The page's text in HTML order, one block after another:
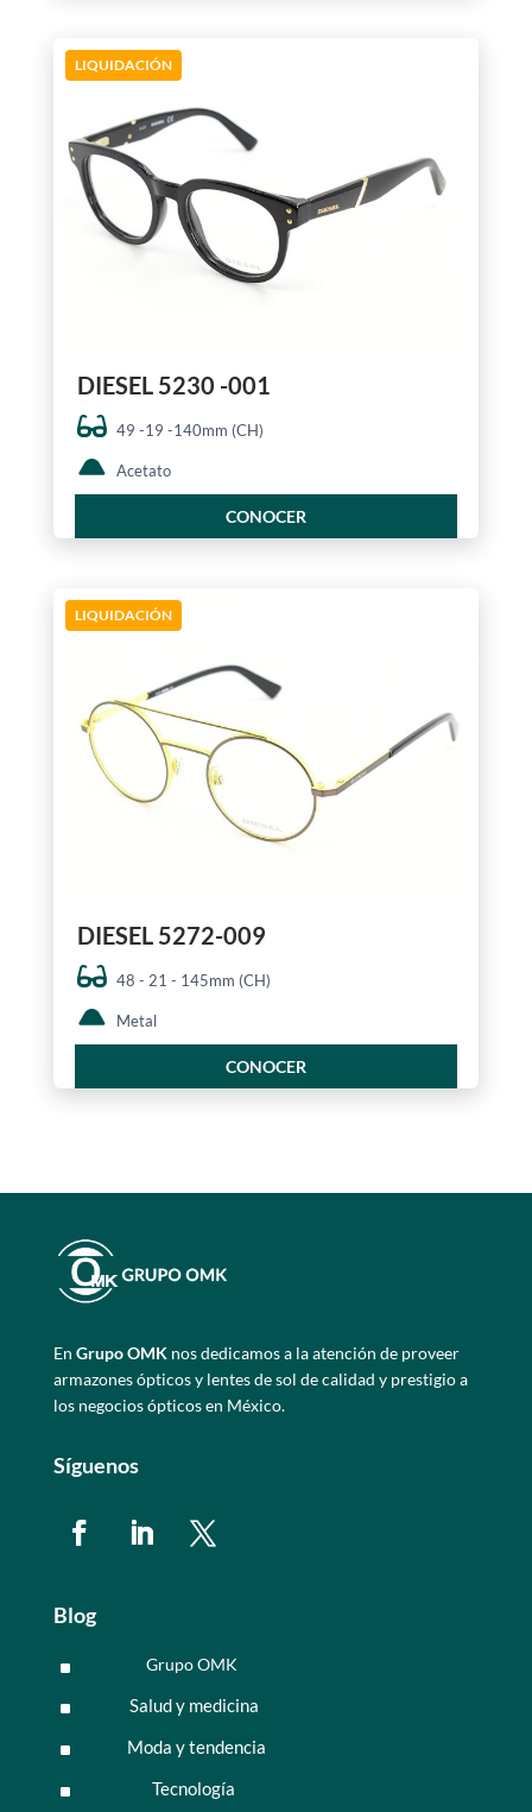
LIQUIDACIÓN
DIESEL 5230 -001
49 -19 -140mm (CH)
Acetato
CONOCER
LIQUIDACIÓN
DIESEL 5272-009
48 - 21 - 145mm (CH)
Metal
CONOCER
En Grupo OMKnos dedicamos a la atención de proveer
armazones ópticos y lentes de sol de calidad y prestigio a
los negocios ópticos en México.
Síguenos
Blog
^ Grupo OMK
^ Salud y medicina
^ Moda y tendencia
^ Tecnología